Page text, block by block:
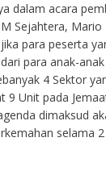
dalam acara
Sejahtera, Mario
para peserta
para anak-
4 Sektor
9 Unit pada
dimaksud
selama